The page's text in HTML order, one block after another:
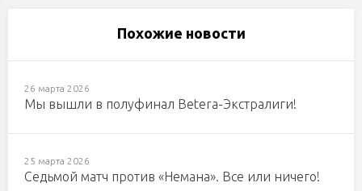
Похожие новости
26 марта 2026
Мы вышли в полуфинал Betera-Экстралиги!
25 марта 2026
Седьмой матч против «Немана». Все или ничего!